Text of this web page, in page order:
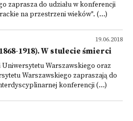
zaprasza do udziału w konferencji
na przestrzeni wieków". (...)
19.06.2018
1918). W stulecie śmierci
Uniwersytetu Warszawskiego oraz
Warszawskiego zapraszają do
konferencji (...)